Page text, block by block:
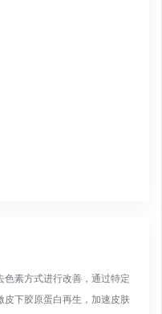
素方式进行改善，通过特定
下胶原蛋白再生，加速皮肤